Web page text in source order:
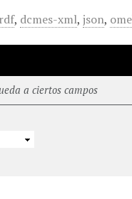
, dcmes-xml,json,
a ciertos campos